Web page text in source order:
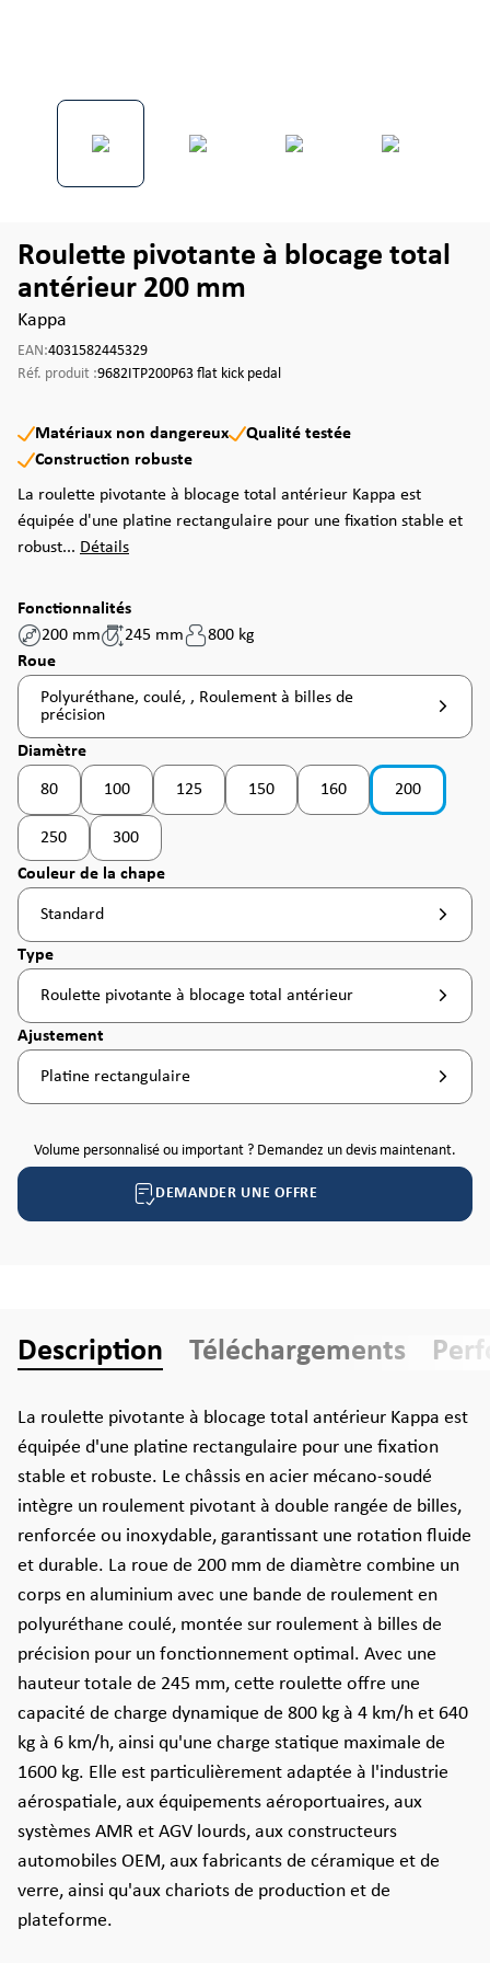
Roulette pivotante à blocage total
antérieur 200 mm
Kappa
EAN:4031582445329
Réf. produit :9682ITP200P63 flat kick pedal
Matériaux non dangereux
Qualité testée
Construction robuste
La roulette pivotante à blocage total antérieur Kappa est
équipée d'une platine rectangulaire pour une fixation stable et
robust... Détails
Fonctionnalités
200 mm
245 mm
800 kg
Sélectionnez
Roue
Polyuréthane, coulé, , Roulement à billes de
précision
Sélectionnez
Diamètre
80
(Cette option n'est pas disponible pour le moment. )
100
(Cette option n'est pas disponible pour le moment. )
125
(Cette option n'est pas disponible pour le
150
(Cette option n'est pas disponible
160
(Cette option n'est pas
200
250
(Cette option n'est pas disponible pour le moment. )
300
(Cette option n'est pas disponible pour le moment. )
Sélectionnez
Couleur de la chape
Standard
Sélectionnez
Type
Roulette pivotante à blocage total antérieur
Sélectionnez
Ajustement
Platine rectangulaire
Volume personnalisé ou important ? Demandez un devis maintenant.
DEMANDER UNE OFFRE
Description Téléchargements
La roulette pivotante à blocage total antérieur Kappa est
équipée d'une platine rectangulaire pour une fixation
stable et robuste. Le châssis en acier mécano-soudé
intègre un roulement pivotant à double rangée de billes,
renforcée ou inoxydable, garantissant une rotation fluide
et durable. La roue de 200 mm de diamètre combine un
corps en aluminium avec une bande de roulement en
polyuréthane coulé, montée sur roulement à billes de
précision pour un fonctionnement optimal. Avec une
hauteur totale de 245 mm, cette roulette offre une
capacité de charge dynamique de 800 kg à 4 km/h et 640
kg à 6 km/h, ainsi qu'une charge statique maximale de
1600 kg. Elle est particulièrement adaptée à l'industrie
aérospatiale, aux équipements aéroportuaires, aux
systèmes AMR et AGV lourds, aux constructeurs
automobiles OEM, aux fabricants de céramique et de
verre, ainsi qu'aux chariots de production et de
plateforme.